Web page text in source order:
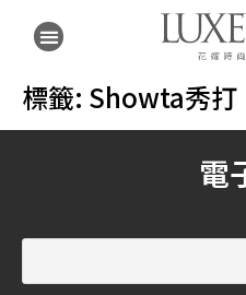
標籤: Showta秀打
電